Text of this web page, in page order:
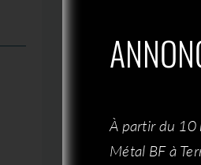
vos pièces.
Métal BF a donc
pliage afin de
À partir du 10
Métal BF à